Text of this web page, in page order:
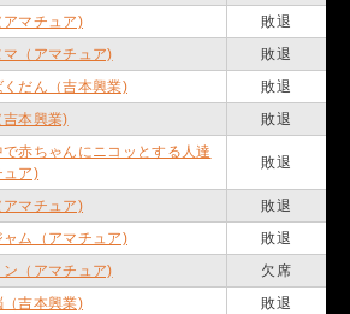
アマチュア)
敗退
マ（アマチュア)
敗退
くだん（吉本興業)
敗退
吉本興業) 敗退
で赤ちゃんにニコッとする人達
ュア)
敗退
アマチュア)
敗退
ャム（アマチュア)
敗退
ン（アマチュア)
欠席
（吉本興業)
敗退